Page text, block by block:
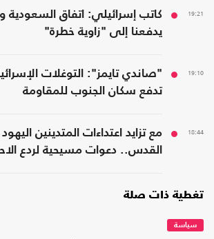
19:21
كاتب إسرائيلي: اتفاق السعودية
يدفعنا إلى "زاوية خطرة"
19:10
"صاندي تايمز": التوغلات
تدفع سكان الجنوب للمقاومة
18:44
مع تزايد اعتداءات المتدينين
القدس.. دعوات مسيحية لردع
تغطية ذات صلة
سياسة